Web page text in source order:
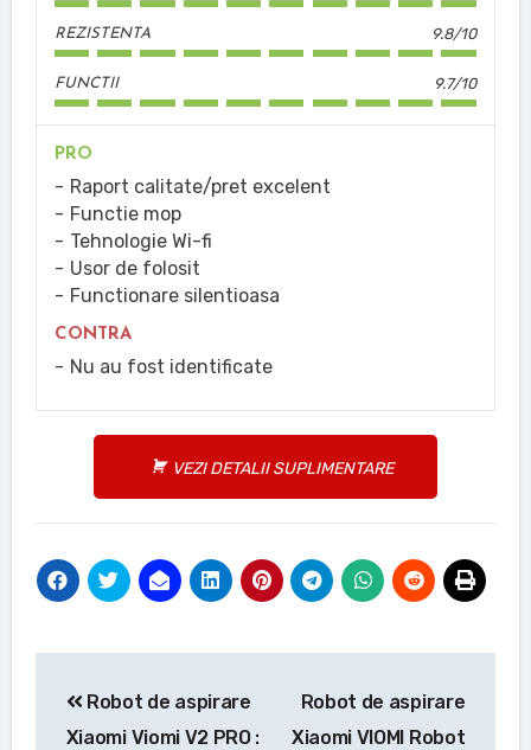
REZISTENTA 9.8/10
FUNCTII 9.7/10
PRO
Raport calitate/pret excelent
Functie mop
Tehnologie Wi-fi
Usor de folosit
Functionare silentioasa
CONTRA
Nu au fost identificate
VEZI DETALII SUPLIMENTARE
în
Robot de aspirare
Xiaomi Viomi V2 PRO :
Robot de aspirare
Xiaomi VIOMI Robot